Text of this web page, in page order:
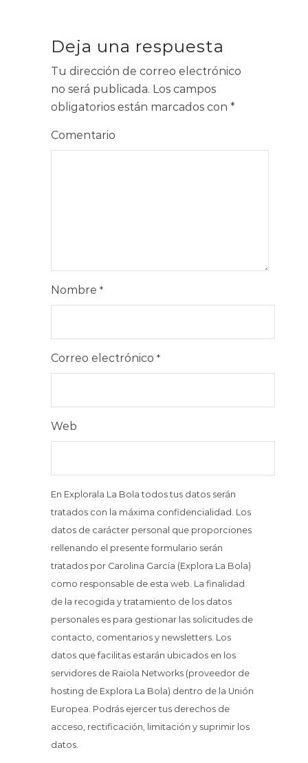
Deja una respuesta
Tu dirección de correo electrónico
no será publicada. Los campos
obligatorios están marcados con *
Comentario
Nombre *
Correo electrónico *
Web
En Explorala La Bola todos tus datos serán
tratados con la máxima confidencialidad. Los
datos de carácter personal que proporciones
rellenando el presente formulario serán
tratados por Carolina García (Explora La Bola)
como responsable de esta web. La finalidad
de la recogida y tratamiento de los datos
personales es para gestionar las solicitudes de
contacto, comentarios y newsletters. Los
datos que facilitas estarán ubicados en los
servidores de Raiola Networks (proveedor de
hosting de Explora La Bola) dentro de la Unión
Europea. Podrás ejercer tus derechos de
acceso, rectificación, limitación y suprimir los
datos.